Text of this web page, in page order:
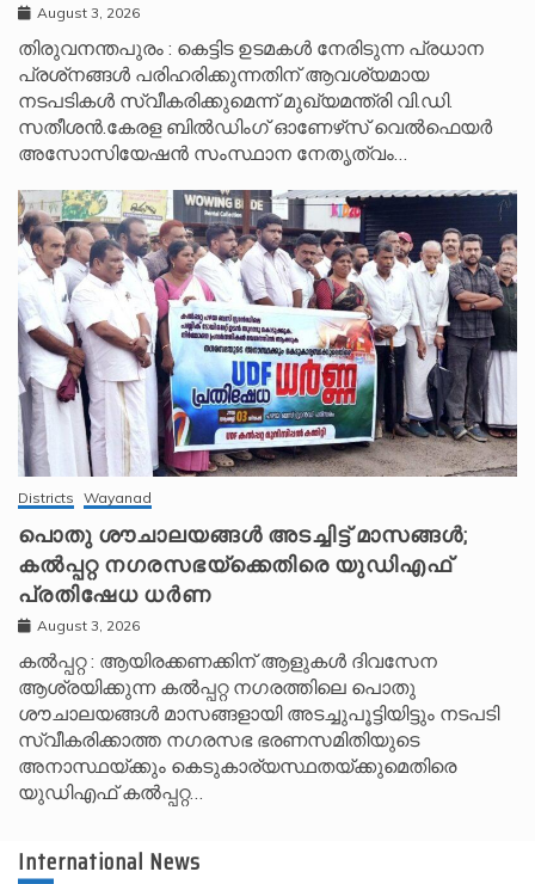
August 3, 2026
തിരുവനന്തപുരം : കെട്ടിട ഉടമകൾ നേരിടുന്ന പ്രധാന
പ്രശ്‌നങ്ങൾ പരിഹരിക്കുന്നതിന് ആവശ്യമായ
നടപടികൾ സ്വീകരിക്കുമെന്ന് മുഖ്യമന്ത്രി വി.ഡി.
സതീശൻ.കേരള ബിൽഡിംഗ് ഓണേഴ്‌സ് വെൽഫെയർ
അസോസിയേഷൻ സംസ്ഥാന നേതൃത്വം…
Districts Wayanad
പൊതു ശൗചാലയങ്ങൾ അടച്ചിട്ട് മാസങ്ങൾ;
കൽപ്പറ്റ നഗരസഭയ്‌ക്കെതിരെ യുഡിഎഫ്
പ്രതിഷേധ ധർണ
August 3, 2026
കൽപ്പറ്റ : ആയിരക്കണക്കിന് ആളുകൾ ദിവസേന
ആശ്രയിക്കുന്ന കൽപ്പറ്റ നഗരത്തിലെ പൊതു
ശൗചാലയങ്ങൾ മാസങ്ങളായി അടച്ചുപൂട്ടിയിട്ടും നടപടി
സ്വീകരിക്കാത്ത നഗരസഭ ഭരണസമിതിയുടെ
അനാസ്ഥയ്ക്കും കെടുകാര്യസ്ഥതയ്ക്കുമെതിരെ
യുഡിഎഫ് കൽപ്പറ്റ…
International News